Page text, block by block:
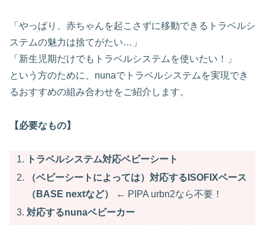
「やっぱり、赤ちゃんを起こさずに移動できるトラベルシ
ステムの魅力は捨てがたい…」
「新生児期だけでもトラベルシステムを使いたい！」
という方のために、nunaでトラベルシステムを実現でき
るおすすめの組み合わせをご紹介します。
【必要なもの】
トラベルシステム対応ベビーシート
（ベビーシートによっては）対応するISOFIXベース
（BASE nextなど）
← PIPA urbn2なら不要！
対応するnunaベビーカー